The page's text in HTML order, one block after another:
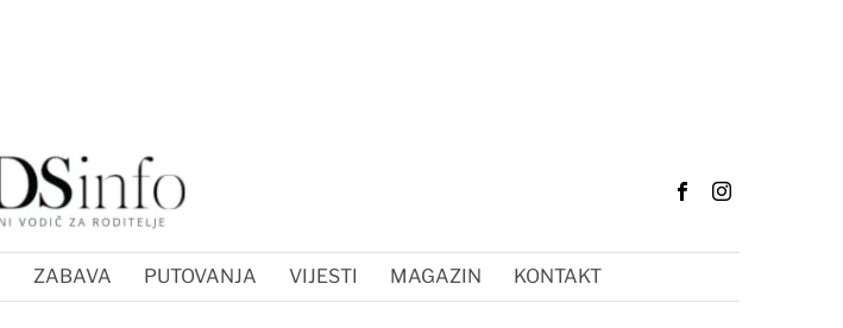
ZABAVA PUTOVANJA VIJESTI MAGAZIN KONTAKT